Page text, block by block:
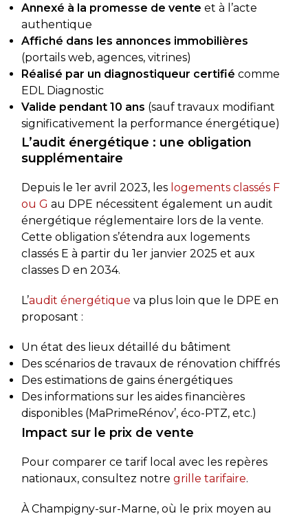
Annexé à la promesse de vente et à l’acte
authentique
Affiché dans les annonces immobilières
(portails web, agences, vitrines)
Réalisé par un diagnostiqueur certifié comme
EDL Diagnostic
Valide pendant 10 ans (sauf travaux modifiant
significativement la performance énergétique)
L’audit énergétique : une obligation
supplémentaire
Depuis le 1er avril 2023, les logements classés F
ou G au DPE nécessitent également un audit
énergétique réglementaire lors de la vente.
Cette obligation s’étendra aux logements
classés E à partir du 1er janvier 2025 et aux
classes D en 2034.
L’audit énergétique va plus loin que le DPE en
proposant :
Un état des lieux détaillé du bâtiment
Des scénarios de travaux de rénovation chiffrés
Des estimations de gains énergétiques
Des informations sur les aides financières
disponibles (MaPrimeRénov’, éco-PTZ, etc.)
Impact sur le prix de vente
Pour comparer ce tarif local avec les repères
nationaux, consultez notre grille tarifaire.
À Champigny-sur-Marne, où le prix moyen au